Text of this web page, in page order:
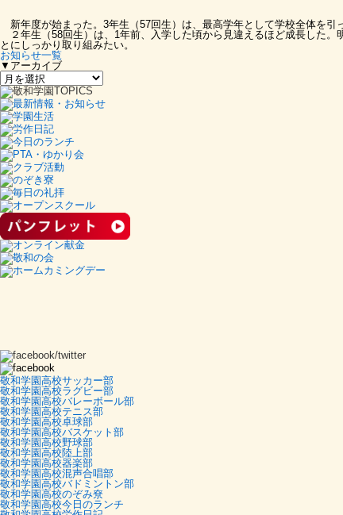
新年度が始まった。3年生（57回生）は、最高学年として学校全体を引
２年生（58回生）は、1年前、入学した頃から見違えるほど成長した
とにしっかり取り組みたい。
お知らせ一覧
▼アーカイブ
敬和学園高校サッカー部
敬和学園高校ラグビー部
敬和学園高校バレーボール部
敬和学園高校テニス部
敬和学園高校卓球部
敬和学園高校バスケット部
敬和学園高校野球部
敬和学園高校陸上部
敬和学園高校器楽部
敬和学園高校混声合唱部
敬和学園高校バドミントン部
敬和学園高校のぞみ尞
敬和学園高校今日のランチ